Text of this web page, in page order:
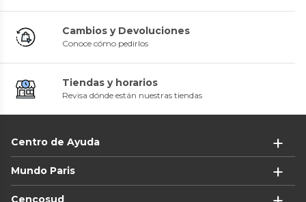
Cambios y Devoluciones
Conoce cómo pedirlos
Tiendas y horarios
Revisa dónde están nuestras tiendas
Centro de Ayuda
Mundo Paris
Cencosud